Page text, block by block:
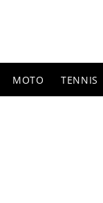
MOTO TENNIS